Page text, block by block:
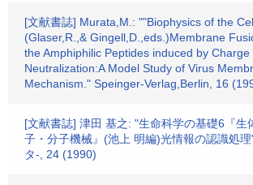
[文献書誌] Murata,M.: ""Biophysics of the
(Glaser,R.,& Gingell,D.,eds.)Membrane
the Amphiphilic Peptides induced by Charge
Neutralization:A Model Study of Virus
Mechanism." Speinger-Verlag,Berlin, 16
[文献書誌] 津田 基之: "生命科学の基礎6『生
子・分子機械』(池上 明編)光情報の認識処
タ-, 24 (1990)